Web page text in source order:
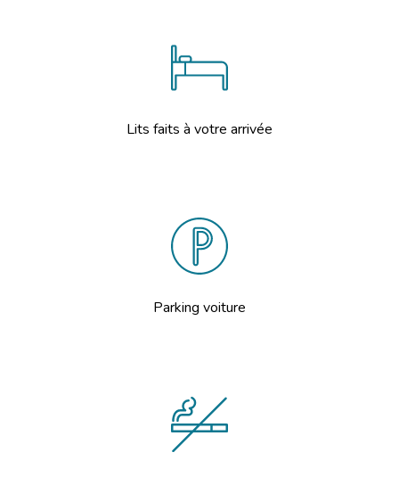
Lits faits à votre arrivée
Parking voiture